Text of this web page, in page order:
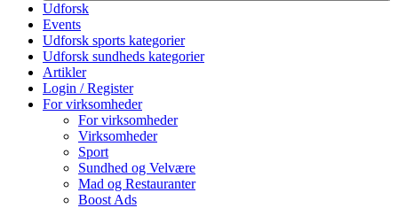
Udforsk
Events
Udforsk sports kategorier
Udforsk sundheds kategorier
Artikler
Login / Register
For virksomheder
For virksomheder
Virksomheder
Sport
Sundhed og Velvære
Mad og Restauranter
Boost Ads